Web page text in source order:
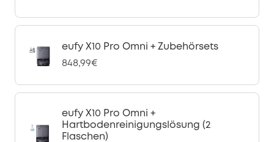
eufy X10 Pro Omni + Zubehörsets
848,99€
eufy X10 Pro Omni +
Hartbodenreinigungslösung (2
Flaschen)